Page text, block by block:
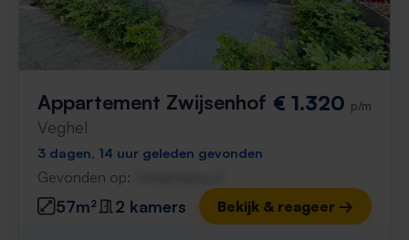
Appartement Zwijsenhof
Veghel
€ 1.320 p/m
3 dagen, 14 uur geleden gevonden
Gevonden op:
57m² 2 kamers Bekijk & reageer →